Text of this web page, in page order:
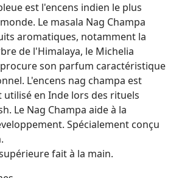
est l'encens indien le plus
Le masala Nag Champa
aromatiques, notamment la
de l'Himalaya, le Michelia
son parfum caractéristique
L'encens nag champa est
en Inde lors des rituels
Le Nag Champa aide à la
Spécialement conçu
fait à la main.